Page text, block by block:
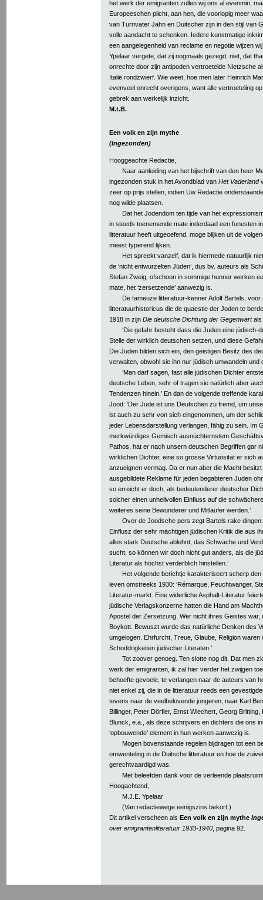
het werk der emigranten zullen wij ons al evenmin,
Europeeschen plicht, aan hen, die voorlopig meer
van Turnvater Jahn en Duitscher zijn in den stijl van
volle aandacht te schenken. Iedere kunstmatige
een aangelegenheid van reclame en negotie wijzen
Ypelaar vergete, dat zij nogmaals gezegd, niet, dat
onrechte door zijn antipoden vertroetelde Nietzsche
Italië rondzwierf. Wie weet, hoe men later Heinrich
evenveel onrecht overigens, want alle vertroeteling
gebrek aan werkelijk inzicht.
M.t.B.
Een volk en zijn mythe
(Ingezonden)
Hooggeachte Redactie,
Naar aanleiding van het bijschrift van den heer
ingezonden stuk in het Avondblad van Het Vaderland
zeer op prijs stellen, indien Uw Redactie
nog wilde plaatsen.
Dat het Jodendom ten tijde van het
in steeds toenemende mate inderdaad een funesten
litteratuur heeft uitgeoefend, moge blijken uit de
meest typerend lijken.
Het spreekt vanzelf, dat ik hiermede natuurlijk
de ‘nicht entwurzelten Jüden’, dus bv. auteurs als
Stefan Zweig, ofschoon in sommige hunner werken
mate, het ‘zersetzende’ aanwezig is.
De fameuze litteratuur-kenner Adolf Bartels,
litteratuurhistoricus die de quaestie der Joden te
1918 in zijn Die deutsche Dichtung der Gegenwartals
‘Die gefahr besteht dass die Juden eine jüdisch-
Stelle der wirklich deutschen setzen, und diese
Die Juden bilden sich ein, den geistigen Besitz des
verwalten, obwohl sie ihn nur jüdisch umwandeln und
‘Man darf sagen, fast alle jüdischen Dichter
deutsche Leben, sehr of tragen sie natürlich aber
Tendenzen hinein.’ En dan de volgende treffende
Jood: ‘Der Jude ist uns Deutschen zu fremd, um
ist auch zu sehr von sich eingenommen, um der
jeder Lebensdarstellung verlangen, fähig zu sein. Im
merkwürdiges Gemisch ausnüchternstem
Pathos, hat er nach unsern deutschen Begriffen gar
wirklichen Dichter, eine so grosse Virtuosität er sich
anzueignen vermag. Da er nun aber die Macht
ausgebildete Reklame für jeden begabteren Juden
so erreicht er doch, als bedeutenderer deutscher
solcher einen unheilvollen Einfluss auf die
weiteres seine Bewunderer und Mitläufer werden.’
Over de Joodsche pers zegt Bartels rake
Einflusz der sehr mächtigen jüdischen Kritik die aus
alles stark Deutsche ablehnt, das Schwache und
sucht, so können wir doch nicht gut anders, als die
Literatur als höchst verderblich hinstellen.’
Het volgende berichtje karakteriseert scherp
leven omstreeks 1930: ‘Rémarque, Feuchtwanger,
Literatur-markt. Eine widerliche Asphalt-Literatur
jüdische Verlagskonzerne hatten die Hand am
Apostel der Zersetzung. Wer nicht ihres Geistes war,
Boykott. Bewuszt wurde das natürliche Denken des
umgelogen. Ehrfurcht, Treue, Glaube, Religion
Schoddrigkeiten jüdischer Literaten.’
Tot zoover genoeg. Ten slotte nog dit. Dat men
werk der emigranten, ik zal hier verder het zwijgen
behoefte gevoele, te verlangen naar de auteurs van
niet enkel zij, die in de litteratuur reeds een
tevens naar de veelbelovende jongeren, naar Karl
Billinger, Peter Dörfler, Ernst Wiechert, Georg
Blunck, e.a., als deze schrijvers en dichters die ons
‘opbouwende’ element in hun werken aanwezig is.
Mogen bovenstaande regelen bijdragen tot een
omwenteling in de Duitsche litteratuur en hoe de
gerechtvaardigd was.
Met beleefden dank voor de verleende
Hoogachtend,
M.J.E. Ypelaar
(Van redactiewege eenigszins bekort.)
Dit artikel verscheen als Een volk en zijn mythe
over emigrantenliteratuur 1933-1940 , pagina 92.